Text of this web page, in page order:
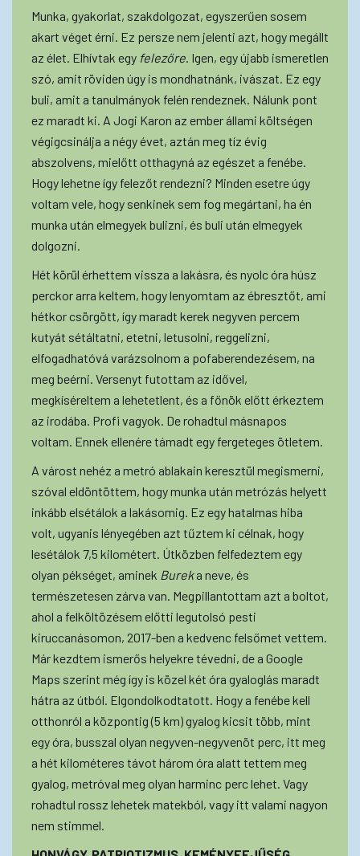
Munka, gyakorlat, szakdolgozat, egyszerűen sosem
akart véget érni. Ez persze nem jelenti azt, hogy megállt
az élet. Elhívtak egy felezőre . Igen, egy újabb ismeretlen
szó, amit röviden úgy is mondhatnánk, ivászat. Ez egy
buli, amit a tanulmányok felén rendeznek. Nálunk pont
ez maradt ki. A Jogi Karon az ember állami költségen
végigcsinálja a négy évet, aztán meg tíz évig
abszolvens, mielőtt otthagyná az egészet a fenébe.
Hogy lehetne így felezőt rendezni? Minden esetre úgy
voltam vele, hogy senkinek sem fog megártani, ha én
munka után elmegyek bulizni, és buli után elmegyek
dolgozni.
Hét körül érhettem vissza a lakásra, és nyolc óra húsz
perckor arra keltem, hogy lenyomtam az ébresztőt, ami
hétkor csörgött, így maradt kerek negyven percem
kutyát sétáltatni, etetni, letusolni, reggelizni,
elfogadhatóvá varázsolnom a pofaberendezésem, na
meg beérni. Versenyt futottam az idővel,
megkíséreltem a lehetetlent, és a főnök előtt érkeztem
az irodába. Profi vagyok. De rohadtul másnapos
voltam. Ennek ellenére támadt egy fergeteges ötletem.
A várost nehéz a metró ablakain keresztül megismerni,
szóval eldöntöttem, hogy munka után metrózás helyett
inkább elsétálok a lakásomig. Ez egy hatalmas hiba
volt, ugyanis lényegében azt tűztem ki célnak, hogy
lesétálok 7,5 kilométert. Útközben felfedeztem egy
olyan pékséget, aminek Bureka neve, és
természetesen zárva van. Megpillantottam azt a boltot,
ahol a felköltözésem előtti legutolsó pesti
kiruccanásomon, 2017-ben a kedvenc felsőmet vettem.
Már kezdtem ismerős helyekre tévedni, de a Google
Maps szerint még így is közel két óra gyaloglás maradt
hátra az útból. Elgondolkodtatott. Hogy a fenébe kell
otthonról a központig (5 km) gyalog kicsit több, mint
egy óra, busszal olyan negyven-negyvenöt perc, itt meg
a hét kilométeres távot három óra alatt tettem meg
gyalog, metróval meg olyan harminc perc lehet. Vagy
rohadtul rossz lehetek matekból, vagy itt valami nagyon
nem stimmel.